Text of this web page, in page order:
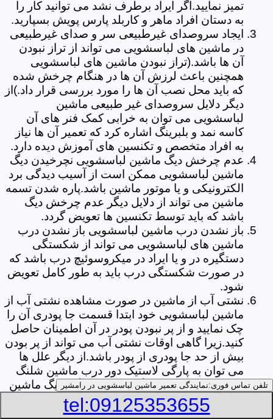
تمیز نمایید.اگر ایراد برطرف نشد می توانید کار را
به دستان افراد ماهر و کاربلد پارس پویش بسپارید.
ایجاد سروصدای غیرطبیعی سر و صدای غیرطبیعی
در ماشین های لباسشویی می تواند از تراز نبودن
آن ها باشد.(تراز نبودن ماشین های لباسشویی
همچنین باعث لرزش آن ها در هنگام چرخش شده
که باید محل نصب آن ها را مورد بررسی قرار داد.)از
دیگر دلایل سروصدای غیر طبیعی ماشین
لباسشویی می توان به خرابی کمک فنر های آن
کاسه نمد و بلبرینگ اشاره کرد که تعمیر آن ها نیاز
به افراد متخصص و تکنسین های آموزش دیده دارد.
عدم چرخش دیگ ماشین لباسشویی نچرخیدن دیگ
ماشین لباسشویی ممکن است از آسیب دیدگی برد
الکترونیکی و یا موتور ماشین باشد.پاره شدن تسمه
ماشین می تواند از دلایل دیگر عدم چرخش دیگ
باشد که باید توسط تکنسین ها تعویض گردد.
باز نشدن درب ماشین لباسشویی باز نشدن درب
ماشین های لباسشویی می تواند از شکستگی
دستگیره در و یا ایراد در میکروسوئیچ درب باشد که
در صورت شکستگی درب باید به طور کامل تعویض
شود.
نشتی آب از ماشین در صورت مشاهده نشتی آب از
ماشین لباسشویی خود ابتدا قسمت جا پودری آن را
چک نمایید و از پر نبودن پودر در آن اطمینان حاصل
کنید.زیرا گاهی اوقات نشتی آب می تواند از پر بودن
بیش از حد جا پودری از پودر باشد.از دیگر علل ها
می توان به پارگی لاستیک دور درب ماشین شلنگ
تخلیه خرطومی زیر دیگ و یا شکستگی دیگ ماشین
های لباسشویی اشاره کرد.
خشک نکردن لباس ها یکی از بیشترین علل های
تلفن تماس فوری:نمایندگی تعمیر ماشین لباسشویی در رامشیر
tel:09125353655